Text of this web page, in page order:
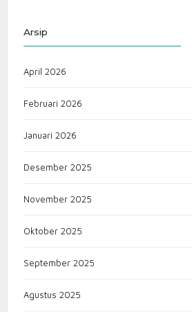
Arsip
April 2026
Februari 2026
Januari 2026
Desember 2025
November 2025
Oktober 2025
September 2025
Agustus 2025